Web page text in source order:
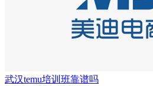
武汉temu培训班靠谱吗